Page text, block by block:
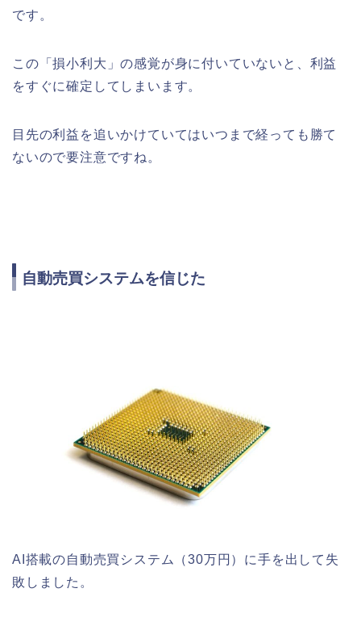
です。
この「損小利大」の感覚が身に付いていないと、利益
をすぐに確定してしまいます。
目先の利益を追いかけていてはいつまで経っても勝て
ないので要注意ですね。
自動売買システムを信じた
AI搭載の自動売買システム（30万円）に手を出して失
敗しました。